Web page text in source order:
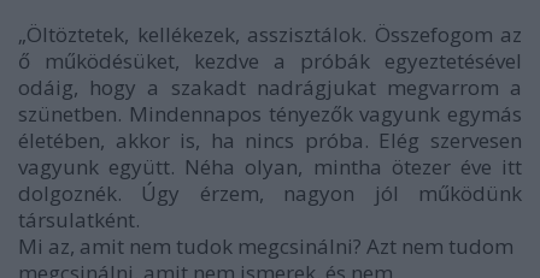
„Öltöztetek, kellékezek, asszisztálok. Összefogom az
ő működésüket, kezdve a próbák egyeztetésével
odáig, hogy a szakadt nadrágjukat megvarrom a
szünetben. Mindennapos tényezők vagyunk egymás
életében, akkor is, ha nincs próba. Elég szervesen
vagyunk együtt. Néha olyan, mintha ötezer éve itt
dolgoznék. Úgy érzem, nagyon jól működünk
társulatként.
Mi az, amit nem tudok megcsinálni? Azt nem tudom